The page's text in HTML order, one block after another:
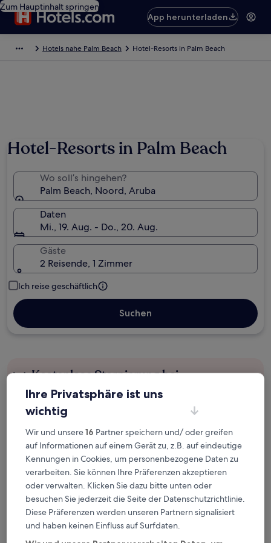
Zum Hauptinhalt springen
App herunterladen
Hotels nahe Palm Beach Hotel-Resorts in Palm Beach
Hotel-Resorts in Palm Beach
Wo soll’s hingehen?
Palm Beach, Noord, Aruba
Daten
Mi., 19. Aug. - Do., 20. Aug.
Gäste
2 Reisende, 1 Zimmer
Ich reise geschäftlich
Suchen
Kostenlose Stornierung bei
Planänderungen
Verdiene Prämien für jede
wahrgenommene Übernachtung
Mehr sparen mit Preisen für Mitglieder
Überprüfe die Preise für diese Daten
Nächstes Wochenende
In zwei Wochen
Ihre Privatsphäre ist uns
wichtig
Wir und unsere16 Partner speichern und/ oder greifen
auf Informationen auf einem Gerät zu, z.B. auf eindeutige
Kennungen in Cookies, um personenbezogene Daten zu
verarbeiten. Sie können Ihre Präferenzen akzeptieren
oder verwalten. Klicken Sie dazu bitte unten oder
besuchen Sie jederzeit die Seite der Datenschutzrichtlinie.
Diese Präferenzen werden unseren Partnern signalisiert
und haben keinen Einfluss auf Surfdaten.